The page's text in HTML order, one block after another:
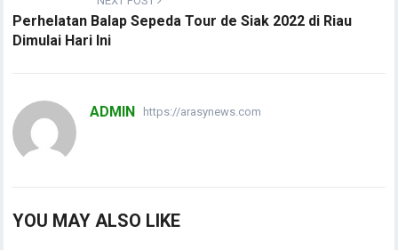
Perhelatan Balap Sepeda Tour de Siak 2022 di Riau
Dimulai Hari Ini
ADMIN https://arasynews.com
YOU MAY ALSO LIKE